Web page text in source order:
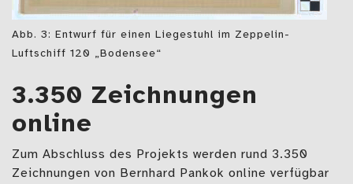
Abb. 3: Entwurf für einen Liegestuhl im Zeppelin-
Luftschiff 120 „Bodensee“
3.350 Zeichnungen
online
Zum Abschluss des Projekts werden rund 3.350
Zeichnungen von Bernhard Pankok online verfügbar